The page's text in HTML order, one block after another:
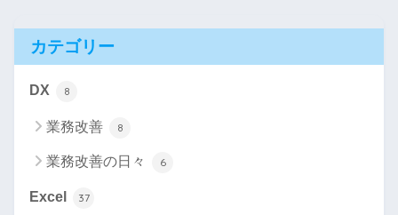
カテゴリー
DX 8
業務改善 8
業務改善の日々 6
Excel 37